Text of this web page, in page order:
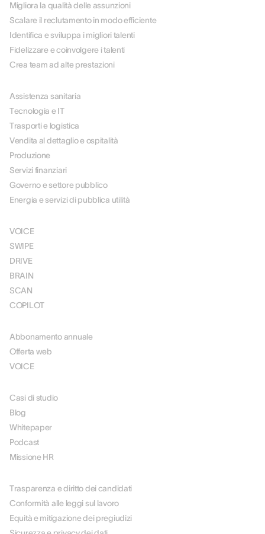
Migliora la qualità delle assunzioni
Scalare il reclutamento in modo efficiente
Identifica e sviluppa i migliori talenti
Fidelizzare e coinvolgere i talenti
Crea team ad alte prestazioni
Assistenza sanitaria
Tecnologia e IT
Trasporti e logistica
Vendita al dettaglio e ospitalità
Produzione
Servizi finanziari
Governo e settore pubblico
Energia e servizi di pubblica utilità
VOICE
SWIPE
DRIVE
BRAIN
SCAN
COPILOT
Abbonamento annuale
Offerta web
VOICE
Casi di studio
Blog
Whitepaper
Podcast
Missione HR
Trasparenza e diritto dei candidati
Conformità alle leggi sul lavoro
Equità e mitigazione dei pregiudizi